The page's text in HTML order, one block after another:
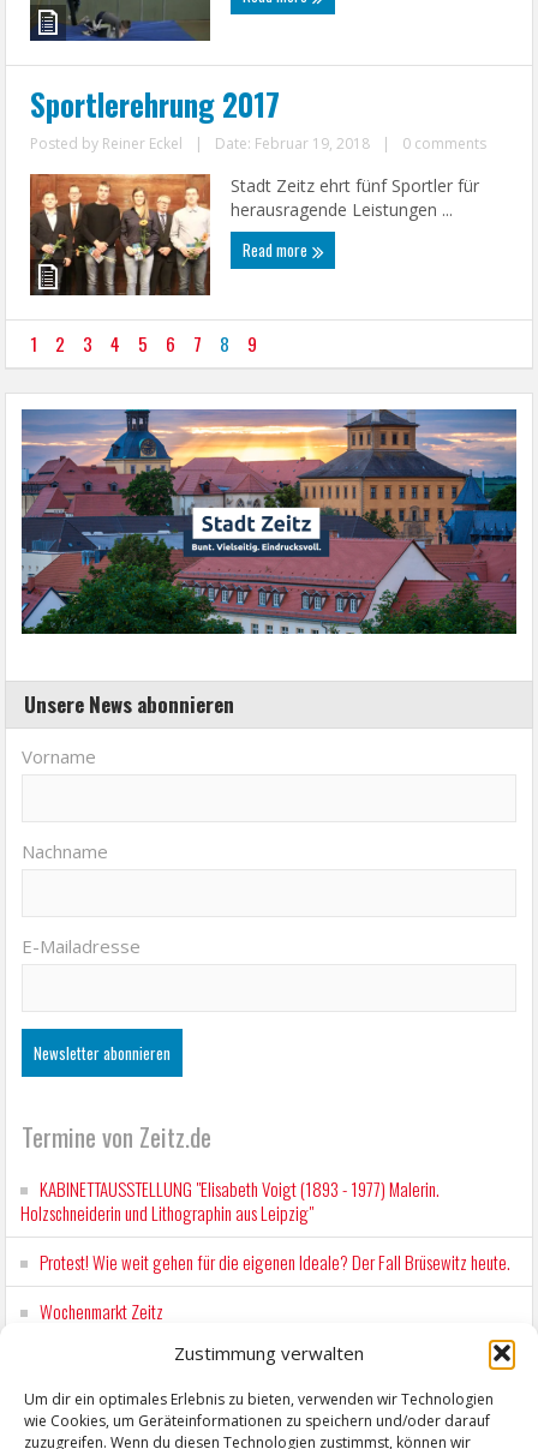
Zustimmung verwalten
Um dir ein optimales Erlebnis zu bieten, verwenden wir Technologien
wie Cookies, um Geräteinformationen zu speichern und/oder darauf
zuzugreifen. Wenn du diesen Technologien zustimmst, können wir
Sportlerehrung 2017
Posted by Reiner Eckel | Date: Februar 19, 2018 | 0 comments
Stadt Zeitz ehrt fünf Sportler für
herausragende Leistungen ...
Read more
1 2 3 4 5 6 7 8 9
Unsere News abonnieren
Vorname
Nachname
E-Mailadresse
Termine von Zeitz.de
KABINETTAUSSTELLUNG "Elisabeth Voigt (1893 - 1977) Malerin.
Holzschneiderin und Lithographin aus Leipzig"
Protest! Wie weit gehen für die eigenen Ideale? Der Fall Brüsewitz heute.
Wochenmarkt Zeitz
EINFACH LESEN im August 2026 H.P. Richter - DAMALS WAR ES FRIEDRICH
Workshop für Kinder: Stop-Motion mit LEGO® & Robotik